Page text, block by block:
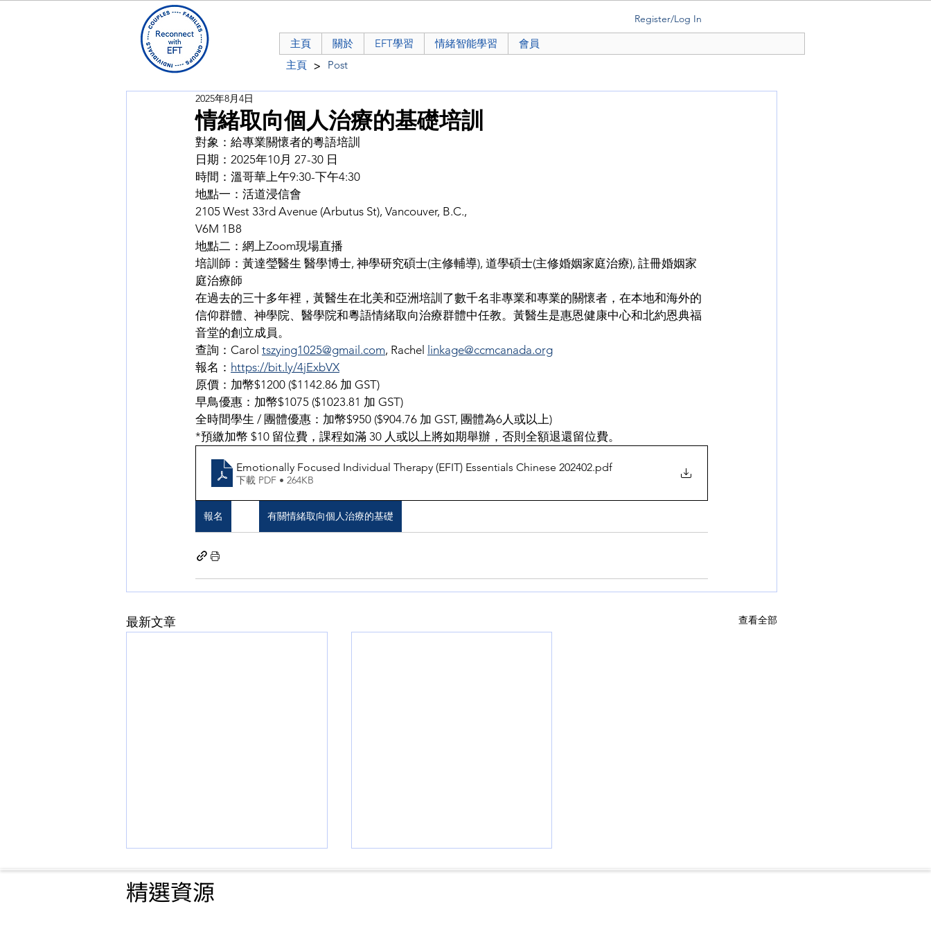
Register/Log In
主頁 關於 EFT學習 情緒智能學習
會員
主頁 > Post
情緒取向個人治療的基礎培訓
2025年8月4日
對象：給專業關懷者的粵語培訓
日期：2025年10月 27-30 日
時間：溫哥華上午9:30-下午4:30
地點一：活道浸信會
2105 West 33rd Avenue (Arbutus St), Vancouver, B.C.,
V6M 1B8
地點二：網上Zoom現場直播
培訓師：黃達瑩醫生 醫學博士, 神學研究碩士(主修輔導), 道學碩士(主修婚姻家庭治療), 註冊婚姻家
庭治療師
在過去的三十多年裡，黃醫生在北美和亞洲培訓了數千名非專業和專業的關懷者，在本地和海外的
信仰群體、神學院、醫學院和粵語情緒取向治療群體中任教。黃醫生是惠恩健康中心和北約恩典福
音堂的創立成員。
查詢：Carol tszying1025@gmail.com, Rachel
linkage@ccmcanada.org
報名： https://bit.ly/4jExbVX
原價：加幣$1200 ($1142.86 加 GST)
早鳥優惠：加幣$1075 ($1023.81 加 GST)
全時間學生 / 團體優惠：加幣$950 ($904.76 加 GST, 團體為6人或以上)
*預繳加幣 $10 留位費，課程如滿 30 人或以上將如期舉辦，否則全額退還留位費。
Emotionally Focused Individual Therapy (EFIT) Essentials Chinese 202402.pdf
下載 PDF • 264KB
報名 有關情緒取向個人治療的基礎
最新文章 查看全部
精選資源